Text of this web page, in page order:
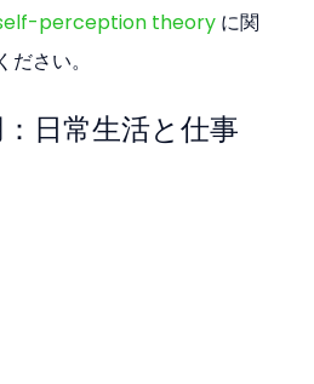
perception theory に関
さい。
日常生活と仕事